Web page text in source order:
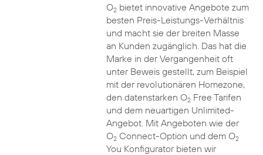
O2bietet innovative Angebote zum
besten Preis-Leistungs-Verhältnis
und macht sie der breiten Masse
an Kunden zugänglich. Das hat die
Marke in der Vergangenheit oft
unter Beweis gestellt, zum Beispiel
mit der revolutionären Homezone,
den datenstarken O2Free Tarifen
und dem neuartigen Unlimited-
Angebot. Mit Angeboten wie der
O2Connect-Option und dem O2
You Konfigurator bieten wir